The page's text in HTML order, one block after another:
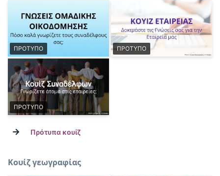
ΠΡΟΤΥΠΟ ΠΡΟΤΥΠΟ
ΠΡΟΤΥΠΟ
→ Πρότυπα κουίζ
Κουίζ γεωγραφίας